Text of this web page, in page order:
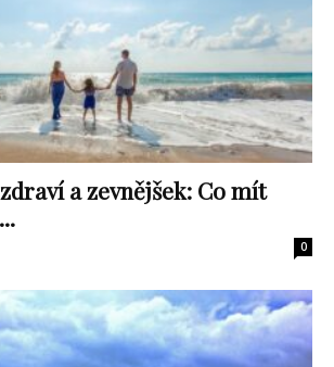
a zevnějšek: Co mít
0